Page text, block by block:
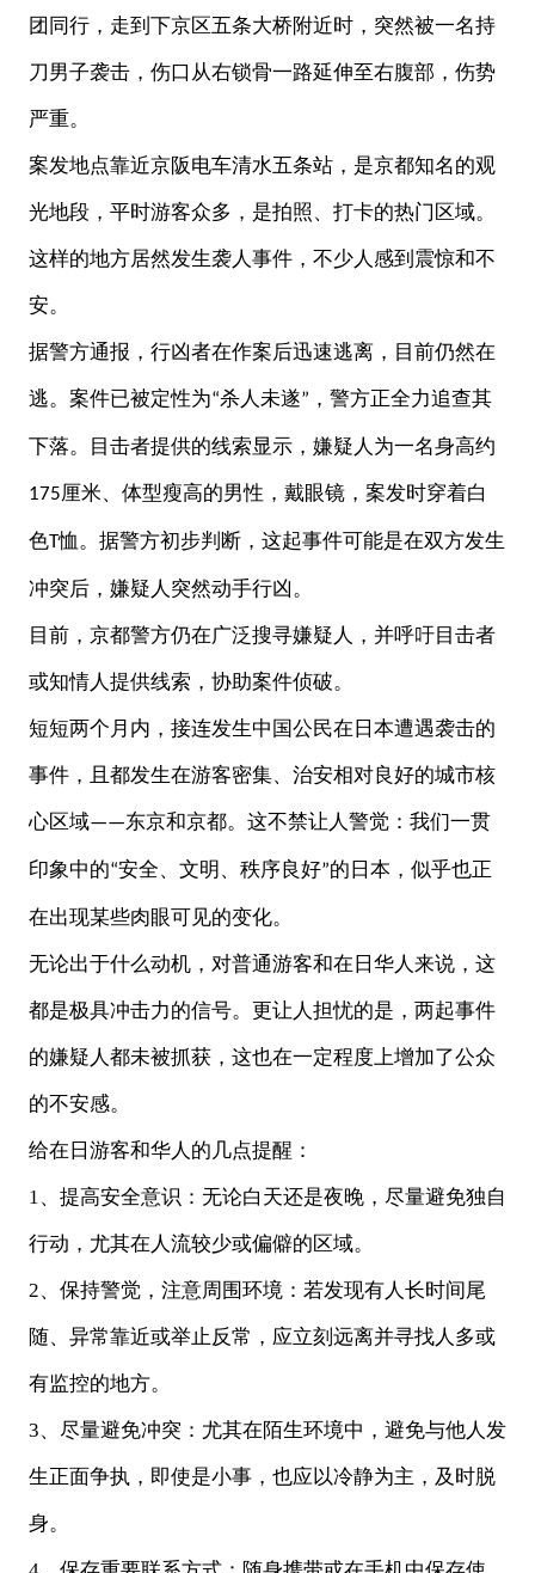
团同行，走到下京区五条大桥附近时，突然被一名持
刀男子袭击，伤口从右锁骨一路延伸至右腹部，伤势
严重。
案发地点靠近京阪电车清水五条站，是京都知名的观
光地段，平时游客众多，是拍照、打卡的热门区域。
这样的地方居然发生袭人事件，不少人感到震惊和不
安。
据警方通报，行凶者在作案后迅速逃离，目前仍然在
逃。案件已被定性为“杀人未遂” ，警方正全力追查其
下落。目击者提供的线索显示，嫌疑人为一名身高约
175厘米、体型瘦高的男性，戴眼镜，案发时穿着白
色T恤。据警方初步判断，这起事件可能是在双方发生
冲突后，嫌疑人突然动手行凶。
目前，京都警方仍在广泛搜寻嫌疑人，并呼吁目击者
或知情人提供线索，协助案件侦破。
短短两个月内，接连发生中国公民在日本遭遇袭击的
事件，且都发生在游客密集、治安相对良好的城市核
心区域——东京和京都。这不禁让人警觉：我们一贯
印象中的“安全、文明、秩序良好”的日本，似乎也正
在出现某些肉眼可见的变化。
无论出于什么动机，对普通游客和在日华人来说， 这
都是极具冲击力的信号。更让人担忧的是，两起事件
的嫌疑人都未被抓获，这也在一定程度上增加了公众
的不安感。
给在日游客和华人的几点提醒：
1、提高安全意识：无论白天还是夜晚，尽量避免独自
行动，尤其在人流较少或偏僻的区域。
2、保持警觉，注意周围环境：若发现有人长时间尾
随、异常靠近或举止反常，应立刻远离并寻找人多或
有监控的地方。
3、尽量避免冲突：尤其在陌生环境中，避免与他人发
生正面争执，即使是小事，也应以冷静为主，及时脱
身。